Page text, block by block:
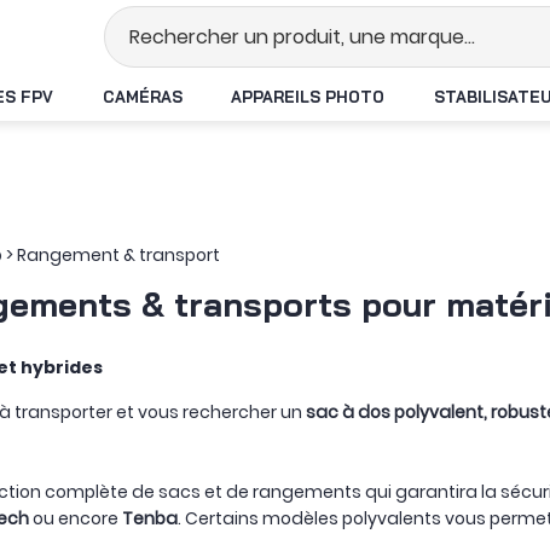
en temps réel
FPV CAMÉRAS APPAREILS PHOTO
>Rangement & transport
& transports pour
hybrides
transporter et vous rechercher unsac à dos polyvalent,
complète de sacs et de rangements qui garantira la
ou encore Tenba. Certains modèles polyvalents vous